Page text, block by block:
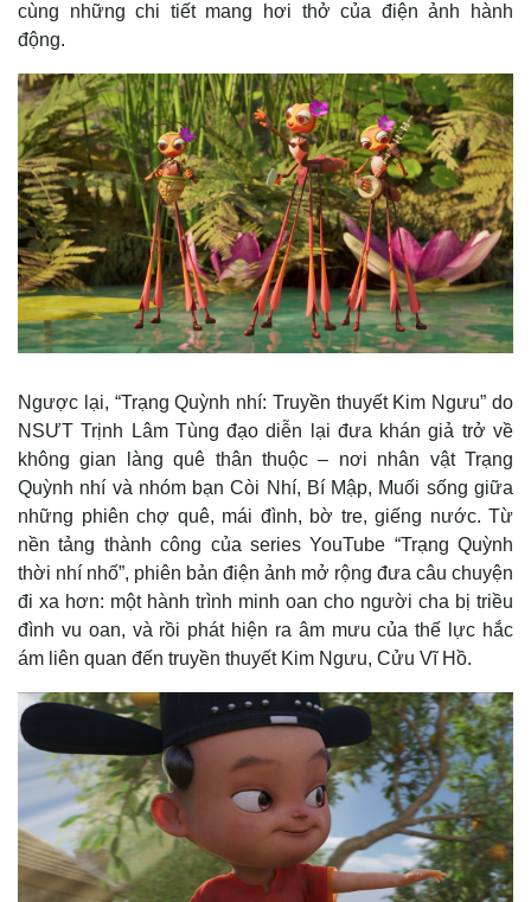
Thế giới
Quan sát
Cuộc sống đó đây
Hồ sơ
Multimedia
Video
Ảnh
E-Magazine
Infographic
cùng những chi tiết mang hơi thở của điện ảnh hành
động.
Ngược lại, “Trạng Quỳnh nhí: Truyền thuyết Kim Ngưu” do
NSƯT Trịnh Lâm Tùng đạo diễn lại đưa khán giả trở về
không gian làng quê thân thuộc – nơi nhân vật Trạng
Quỳnh nhí và nhóm bạn Còi Nhí, Bí Mập, Muối sống giữa
những phiên chợ quê, mái đình, bờ tre, giếng nước. Từ
nền tảng thành công của series YouTube “Trạng Quỳnh
thời nhí nhố”, phiên bản điện ảnh mở rộng đưa câu chuyện
đi xa hơn: một hành trình minh oan cho người cha bị triều
đình vu oan, và rồi phát hiện ra âm mưu của thế lực hắc
ám liên quan đến truyền thuyết Kim Ngưu, Cửu Vĩ Hồ.